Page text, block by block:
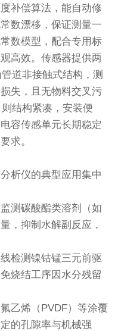
补偿算法，能自动修
数漂移，保证测量一
数模型，配合专用标
高效。传感器提供两
道非接触式结构，测
失，且无物料交叉污
结构紧凑，安装便
容传感单元长期稳定
求。
析仪的典型应用集中
测碳酸酯类溶剂（如
，抑制水解副反应，
检测镍钴锰三元前驱
烧结工序因水分残留
乙烯（PVDF）等涂覆
的孔隙率与机械强